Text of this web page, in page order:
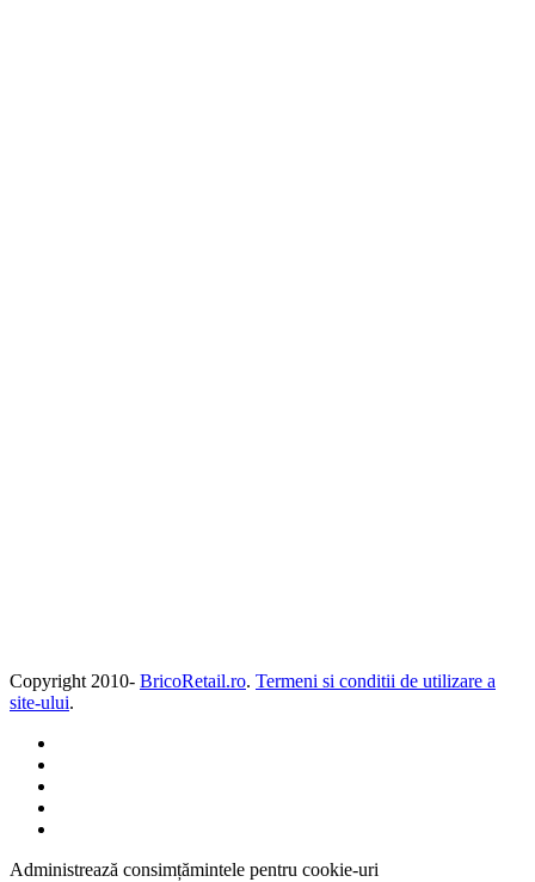
Copyright 2010- BricoRetail.ro. Termeni si conditii de utilizare a
site-ului.
Administrează consimțămintele pentru cookie-uri